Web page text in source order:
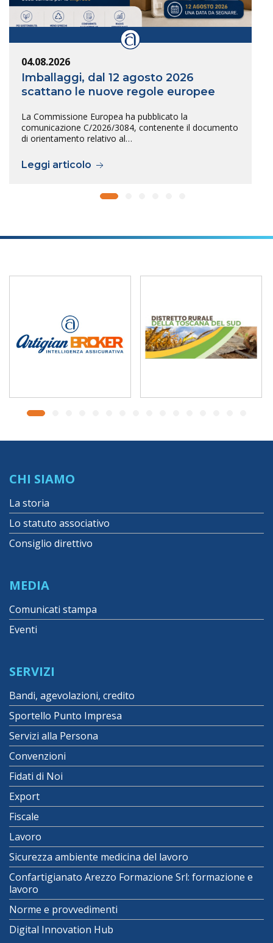
04.08.2026
Imballaggi, dal 12 agosto 2026
scattano le nuove regole europee
La Commissione Europea ha pubblicato la
comunicazione C/2026/3084, contenente il documento
di orientamento relativo al…
Leggi articolo
CHI SIAMO
La storia
Lo statuto associativo
Consiglio direttivo
MEDIA
Comunicati stampa
Eventi
SERVIZI
Bandi, agevolazioni, credito
Sportello Punto Impresa
Servizi alla Persona
Convenzioni
Fidati di Noi
Export
Fiscale
Lavoro
Sicurezza ambiente medicina del lavoro
Confartigianato Arezzo Formazione Srl: formazione e
lavoro
Norme e provvedimenti
Digital Innovation Hub